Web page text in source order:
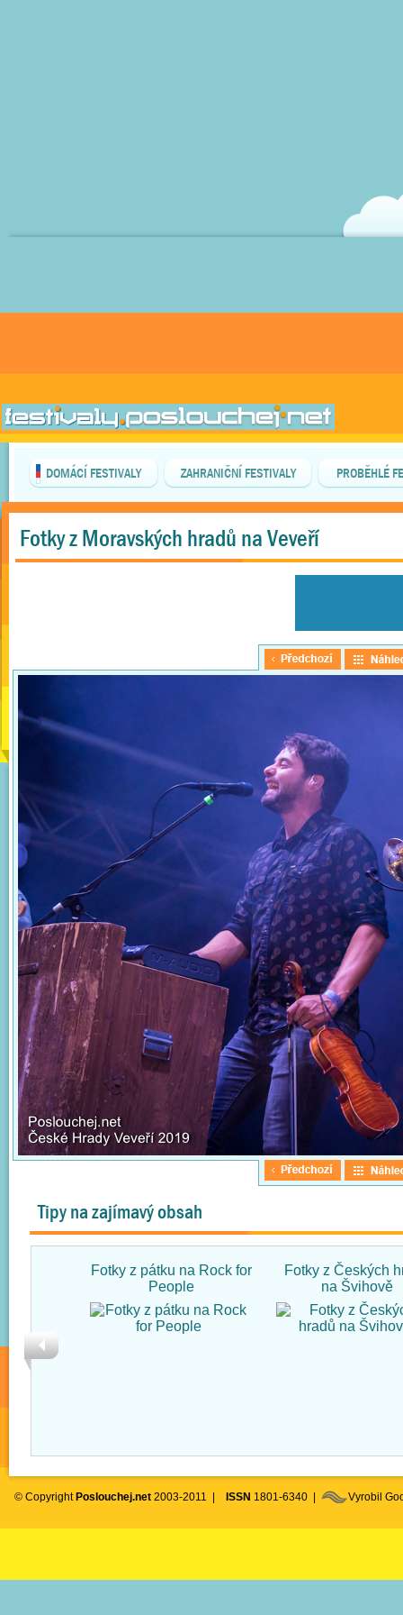
DOMÁCÍ FESTIVALY ZAHRANIČNÍ FESTIVALY PROBĚHLÉ
Fotky z Moravských hradů na Veveří
Tipy na zajímavý obsah
Fotky z pátku na Rock for
People
Fotky z Českých
na Švihově
© Copyright Poslouchej.net 2003-2011 | ISSN 1801-6340 | Vyrobil